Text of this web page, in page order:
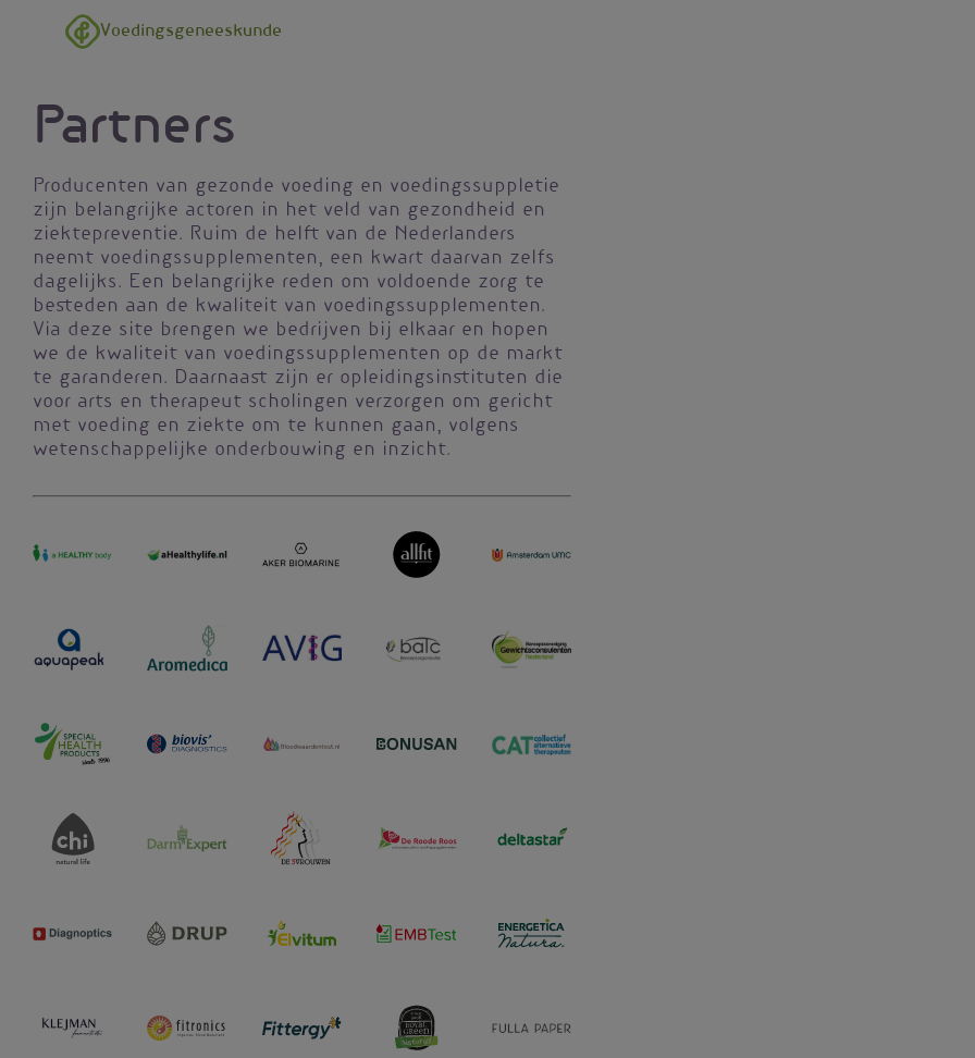
Overslaan en naar de inhoud gaan
Voedingsgeneeskunde
Partners
Producenten van gezonde voeding en voedingssuppletie
zijn belangrijke actoren in het veld van gezondheid en
ziektepreventie. Ruim de helft van de Nederlanders
neemt voedingssupplementen, een kwart daarvan zelfs
dagelijks. Een belangrijke reden om voldoende zorg te
besteden aan de kwaliteit van voedingssupplementen.
Via deze site brengen we bedrijven bij elkaar en hopen
we de kwaliteit van voedingssupplementen op de markt
te garanderen. Daarnaast zijn er opleidingsinstituten die
voor arts en therapeut scholingen verzorgen om gericht
met voeding en ziekte om te kunnen gaan, volgens
wetenschappelijke onderbouwing en inzicht.